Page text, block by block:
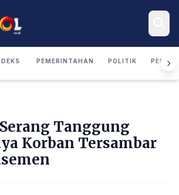
PEMERINTAHAN POLITIK
Tanggung
Korban Tersambar